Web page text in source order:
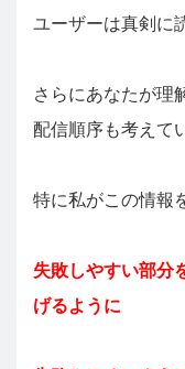
ユーザーは真剣に
さらにあなたが理
配信順序も考えて
特に私がこの情報
失敗しやすい部分
げるように